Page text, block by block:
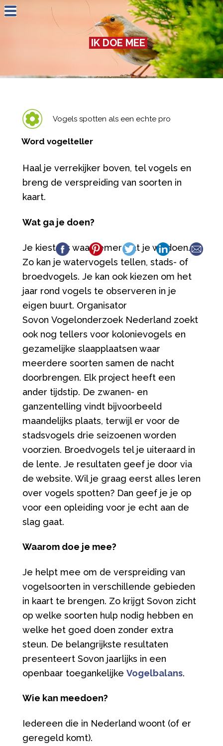
Jump to navigation
IK DOE MEE
Vogels spotten als een echte pro
Word vogelteller
Haal je verrekijker boven, tel vogels en
breng de verspreiding van soorten in
kaart.
Wat ga je doen?
Je kiest als waarnemer wat je wil doen.
Zo kan je watervogels tellen, stads- of
broedvogels. Je kan ook kiezen om het
jaar rond vogels te observeren in je
eigen buurt. Organisator
Sovon Vogelonderzoek Nederland zoekt
ook nog tellers voor kolonievogels en
gezamelijke slaapplaatsen waar
meerdere soorten samen de nacht
doorbrengen. Elk project heeft een
ander tijdstip. De zwanen- en
ganzentelling vindt bijvoorbeeld
maandelijks plaats, terwijl er voor de
stadsvogels drie seizoenen worden
voorzien. Broedvogels tel je uiteraard in
de lente. Je resultaten geef je door via
de website. Wil je graag eerst alles leren
over vogels spotten? Dan geef je je op
voor een opleiding voor je echt aan de
slag gaat.
Waarom doe je mee?
Je helpt mee om de verspreiding van
vogelsoorten in verschillende gebieden
in kaart te brengen. Zo krijgt Sovon zicht
op welke soorten hulp nodig hebben en
welke het goed doen zonder extra
steun. De belangrijkste resultaten
presenteert Sovon jaarlijks in een
openbaar toegankelijke Vogelbalans.
Wie kan meedoen?
Iedereen die in Nederland woont (of er
geregeld komt).